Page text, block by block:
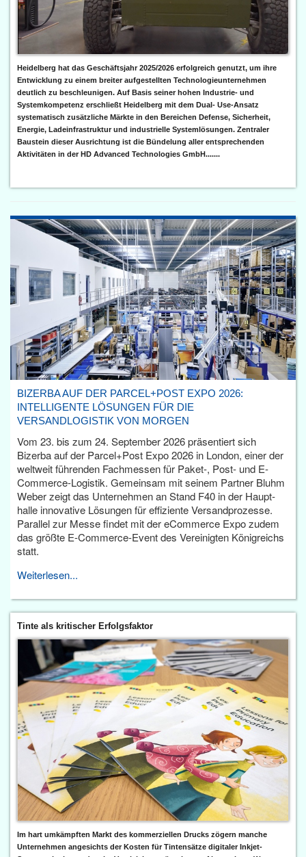
Heidelberg hat das Geschäftsjahr 2025/2026 erfolgreich genutzt, um ihre
Entwicklung zu einem breiter aufgestellten Technologieunternehmen
deutlich zu beschleunigen. Auf Basis seiner hohen Industrie- und
Systemkompetenz erschließt Heidelberg mit dem Dual- Use-Ansatz
systematisch zusätzliche Märkte in den Bereichen Defense, Sicherheit,
Energie, Ladeinfrastruktur und industrielle Systemlösungen. Zentraler
Baustein dieser Ausrichtung ist die Bündelung aller entsprechenden
Aktivitäten in der HD Advanced Technologies GmbH.......
BIZERBA AUF DER PARCEL+POST EXPO 2026:
INTELLIGENTE LÖSUNGEN FÜR DIE
VERSANDLOGISTIK VON MORGEN
Vom 23. bis zum 24. September 2026 präsentiert sich
Bizerba auf der Parcel+Post Expo 2026 in London, einer der
weltweit führenden Fachmessen für Paket-, Post- und E-
Commerce-Logistik. Gemeinsam mit seinem Partner Bluhm
Weber zeigt das Unternehmen an Stand F40 in der Haupt­
halle innovative Lösungen für effiziente Versandprozesse.
Parallel zur Messe findet mit der eCommerce Expo zudem
das größte E-Commerce-Event des Vereinigten Königreichs
statt.
Weiterlesen...
Tinte als kritischer Erfolgsfaktor
Im hart umkämpften Markt des kommerziellen Drucks zögern manche
Unternehmen angesichts der Kosten für Tintensätze digitaler Inkjet-